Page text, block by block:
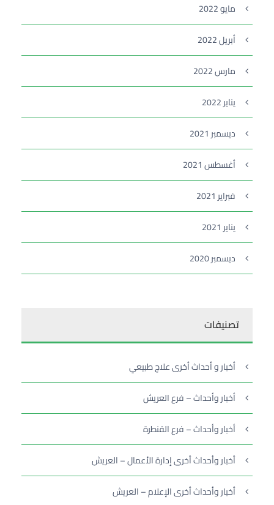
مايو 2022
أبريل 2022
مارس 2022
يناير 2022
ديسمبر 2021
أغسطس 2021
فبراير 2021
يناير 2021
ديسمبر 2020
تصنيفات
أخبار و أحداث أخرى علاج طبيعي
أخبار وأحداث – فرع العريش
أخبار وأحداث – فرع القنطرة
أخبار وأحداث أخرى إدارة الأعمال – العريش
أخبار وأحداث أخرى الإعلام – العريش